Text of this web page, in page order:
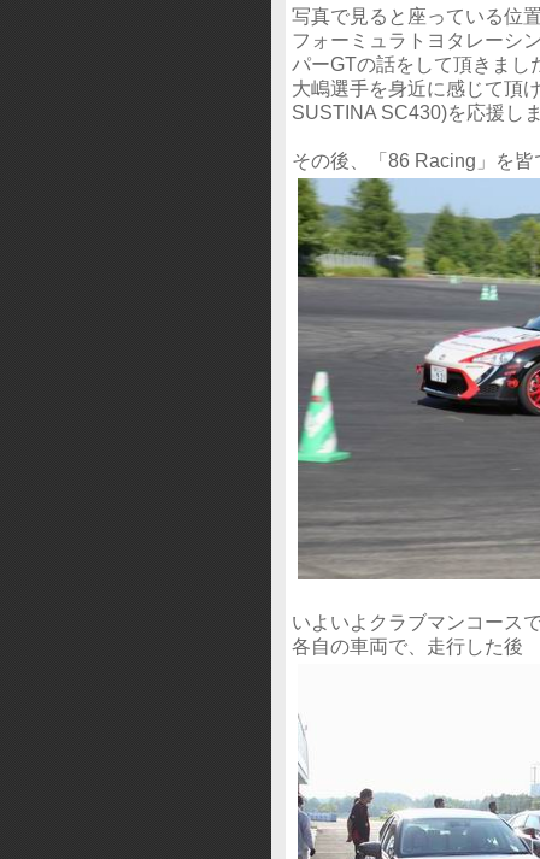
写真で見ると座っている位
フォーミュラトヨタレーシ
パーGTの話をして頂きまし
大嶋選手を身近に感じて頂
SUSTINA SC430)を応援し
その後、「86 Racing」を皆
いよいよクラブマンコース
各自の車両で、走行した後